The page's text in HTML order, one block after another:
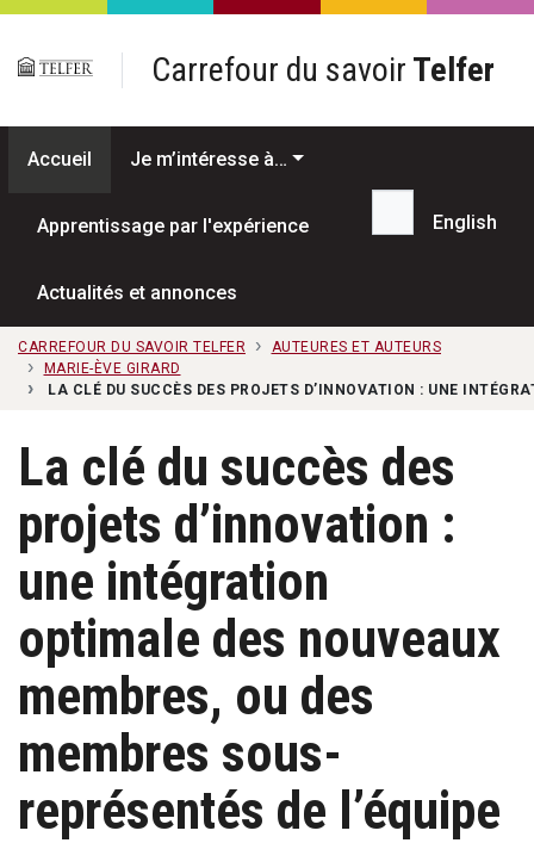
Passer au contenu principal
Carrefour du savoir Telfer
Accueil Je m’intéresse à…
Apprentissage par l'expérience
Actualités et annonces
Recherche...
English
CARREFOUR DU SAVOIR TELFER
AUTEURES ET AUTEURS
MARIE-ÈVE GIRARD
LA CLÉ DU SUCCÈS DES PROJETS D’INNOVATION : UNE
La clé du succès des
projets d’innovation :
une intégration
optimale des nouveaux
membres, ou des
membres sous-
représentés de l’équipe